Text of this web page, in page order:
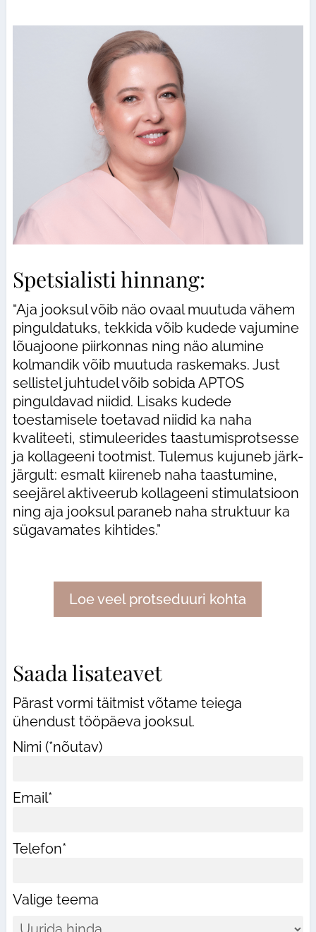
Spetsialisti hinnang:
“Aja jooksul võib näo ovaal muutuda vähem
pinguldatuks, tekkida võib kudede vajumine
lõuajoone piirkonnas ning näo alumine
kolmandik võib muutuda raskemaks. Just
sellistel juhtudel võib sobida APTOS
pinguldavad niidid. Lisaks kudede
toestamisele toetavad niidid ka naha
kvaliteeti, stimuleerides taastumisprotsesse
ja kollageeni tootmist. Tulemus kujuneb järk-
järgult: esmalt kiireneb naha taastumine,
seejärel aktiveerub kollageeni stimulatsioon
ning aja jooksul paraneb naha struktuur ka
sügavamates kihtides.”
Loe veel protseduuri kohta
Saada lisateavet
Pärast vormi täitmist võtame teiega
ühendust tööpäeva jooksul.
Nimi (*nõutav)
Email*
Telefon*
Valige teema